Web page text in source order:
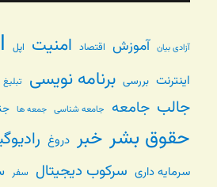
آزادی بیان آموزش اقتصاد امنیت اپل
اینترنت بررسی برنامه نویسی تبلیغ
جالب جامعه جامعه شناسی جمعه ها
حقوق بشر خبر دروغ
سرمایه داری سرکوب دیجیتال سفر